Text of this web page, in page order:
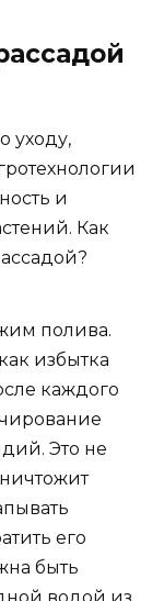
уходу,
и
Как
полива.
избытка
каждого
Это не
его
быть